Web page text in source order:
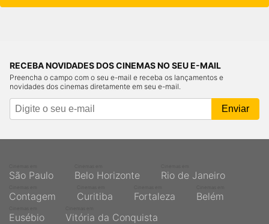
RECEBA NOVIDADES DOS CINEMAS NO SEU E-MAIL
Preencha o campo com o seu e-mail e receba os lançamentos e
novidades dos cinemas diretamente em seu e-mail.
São Paulo Belo Horizonte Rio de Janeiro
Contagem Curitiba Fortaleza Belém
Eusébio Vitória da Conquista